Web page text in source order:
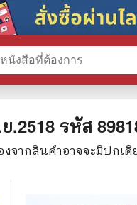
.2518 รหัส
งจากสินค้าอาจจะมีปก